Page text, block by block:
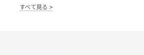
すべて見る